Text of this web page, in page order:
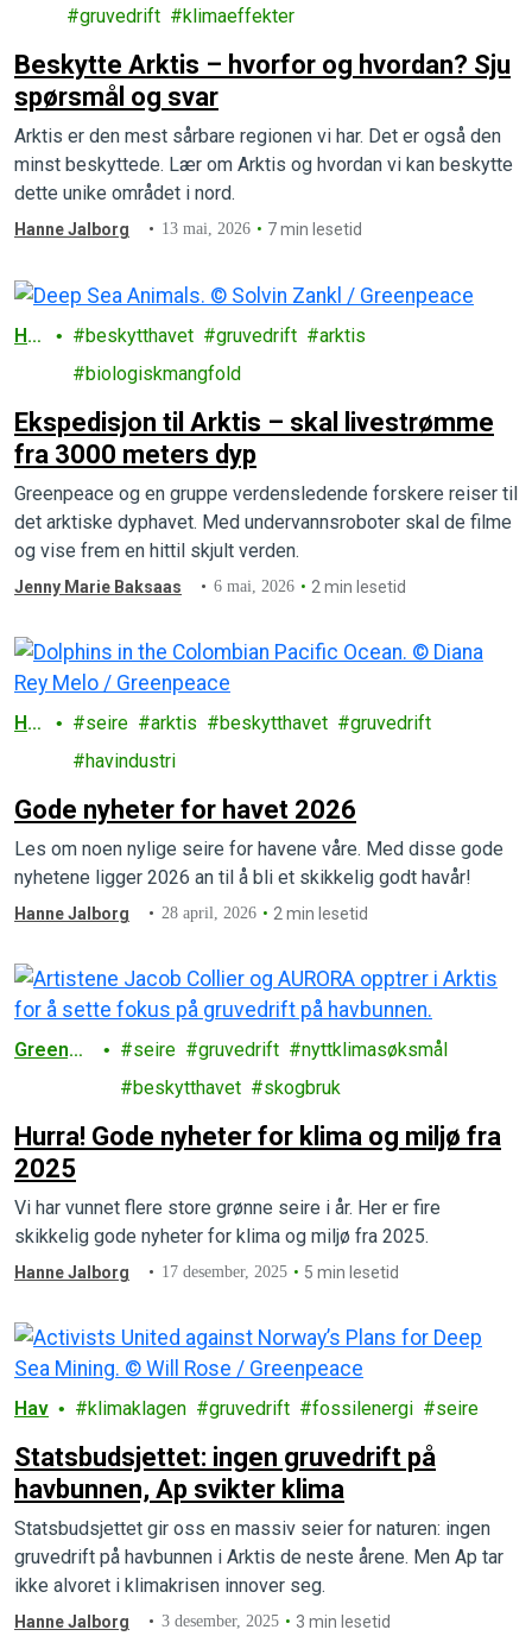
gruvedrift
klimaeffekter
Beskytte Arktis – hvorfor og hvordan? Sju
spørsmål og svar
Arktis er den mest sårbare regionen vi har. Det er også den
minst beskyttede. Lær om Arktis og hvordan vi kan beskytte
dette unike området i nord.
Hanne Jalborg 13 mai, 2026 7 min lesetid
Ha
beskytthavet gruvedrift
arktis
biologiskmangfold
Ekspedisjon til Arktis – skal livestrømme
fra 3000 meters dyp
Greenpeace og en gruppe verdensledende forskere reiser til
det arktiske dyphavet. Med undervannsroboter skal de filme
og vise frem en hittil skjult verden.
Jenny Marie Baksaas 6 mai, 2026 2 min lesetid
Ha
seire arktis beskytthavet
gruvedrift
havindustri
Gode nyheter for havet 2026
Les om noen nylige seire for havene våre. Med disse gode
nyhetene ligger 2026 an til å bli et skikkelig godt havår!
Hanne Jalborg 28 april, 2026 2 min lesetid
Greenpe
seire gruvedrift
nyttklimasøksmål
beskytthavet
skogbruk
Hurra! Gode nyheter for klima og miljø fra
2025
Vi har vunnet flere store grønne seire i år. Her er fire
skikkelig gode nyheter for klima og miljø fra 2025.
Hanne Jalborg 17 desember, 2025 5 min lesetid
Hav klimaklagen gruvedrift fossilenergi seire
Statsbudsjettet: ingen gruvedrift på
havbunnen, Ap svikter klima
Statsbudsjettet gir oss en massiv seier for naturen: ingen
gruvedrift på havbunnen i Arktis de neste årene. Men Ap tar
ikke alvoret i klimakrisen innover seg.
Hanne Jalborg 3 desember, 2025 3 min lesetid